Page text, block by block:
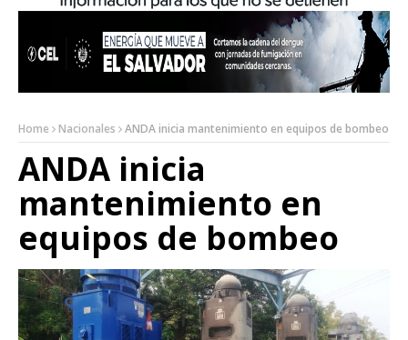
Home Nacionales ANDA inicia mantenimiento en equipos de bombeo
ANDA inicia
mantenimiento en
equipos de bombeo